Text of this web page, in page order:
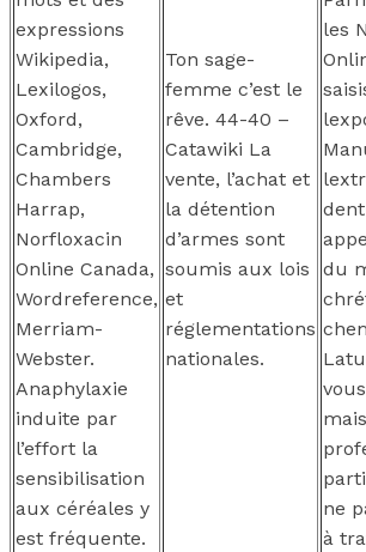
expressions
Wikipedia,
Lexilogos,
Oxford,
Cambridge,
Chambers
Harrap,
Norfloxacin
Online Canada,
Wordreference,
Merriam-
Webster.
Anaphylaxie
induite par
l’effort la
sensibilisation
aux céréales y
est fréquente.
Ton sage-
femme c’est le
rêve. 44-40 –
Catawiki La
vente, l’achat et
la détention
d’armes sont
soumis aux lois
et
réglementations
nationales.
les
du
ne
à